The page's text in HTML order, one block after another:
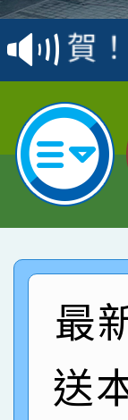
賽
名
賀
倩
名
賀
園
指
賀
賽
臺
賀
市
名
倩
名
賀
園
賀
最
送